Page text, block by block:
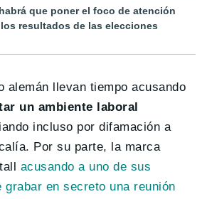
que poner el foco de atención
resultados de las elecciones
alemán llevan tiempo acusando
un ambiente laboral
incluso por difamación a
Por su parte, la marca
acusando a uno de sus
grabar en secreto una reunión